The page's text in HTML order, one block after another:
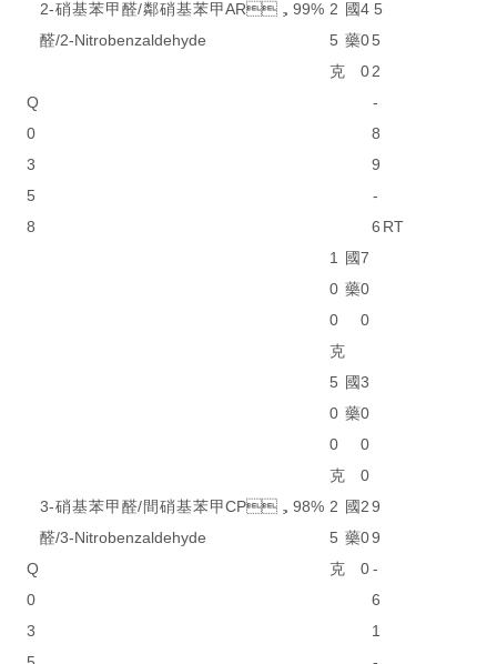
Q
0
3
5
8
2-硝基苯甲醛/鄰硝基苯甲
醛/2-Nitrobenzaldehyde
AR，99% 2
5
克
國
藥
4
0
0
5
5
2
-
8
9
-
6 RT
1
0
0
克
國
藥
7
0
0
5
0
0
克
國
藥
3
0
0
0
Q
0
3
3-硝基苯甲醛/間硝基苯甲
醛/3-Nitrobenzaldehyde
CP，98% 2
5
克
國
藥
2
0
0
9
9
-
6
1